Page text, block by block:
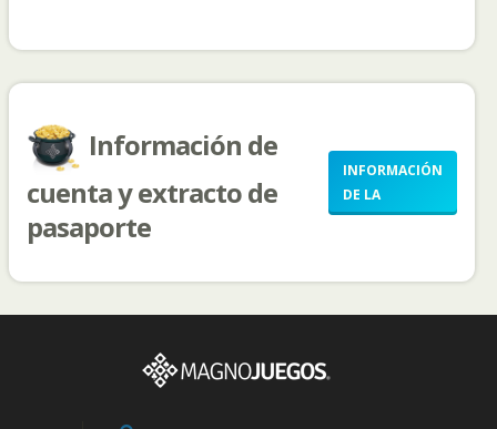
Información de
cuenta y extracto de
pasaporte
INFORMACIÓN
DE LA